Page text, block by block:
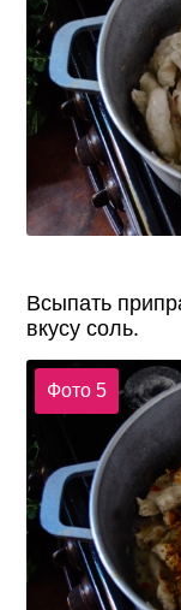
Всыпать
вкусу соль.
Фото 5